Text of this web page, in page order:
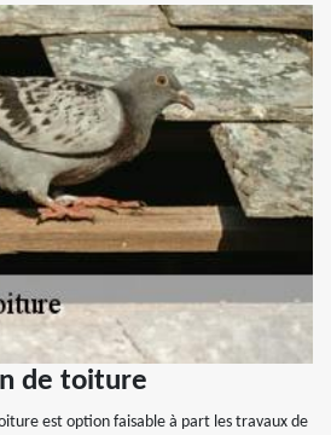
de toiture
est option faisable à part les travaux de